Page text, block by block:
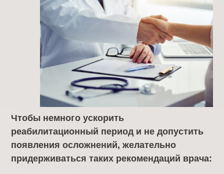
Чтобы немного ускорить
реабилитационный период и не допустить
появления осложнений, желательно
придерживаться таких рекомендаций врача: